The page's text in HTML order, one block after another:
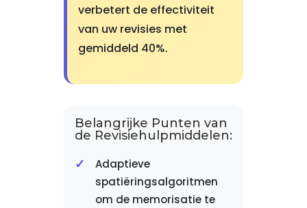
verbetert de effectiviteit
van uw revisies met
gemiddeld 40%.
Belangrijke Punten van
de Revisiehulpmiddelen:
Adaptieve
spatiëringsalgoritmen
om de memorisatie te